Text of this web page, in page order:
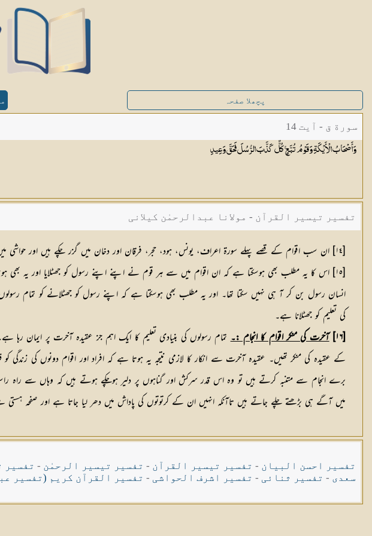
پچھلا صفحہ
سورة ق - آیت 14
وَأَصْحَابُ الْأَيْكَةِ وَقَوْمُ تُبَّعٍ ۚ كُلٌّ كَذَّبَ الرُّسُلَ فَحَقَّوَعِيدِ
تفسیر تیسیر القرآن - مولانا عبدالرحمٰن کیلانی
[١٤] ان سب اقوام کے قصے پہلے سورۃ اعراف، یونس، ہود، حجر، فرقان اور دخان میں گزر چکے ہیں اور حواشی میں تفصیلات آچکی ہیں۔ وہاں ملاحظہ کر لئے جائیں۔
[١٥] اس کا یہ مطلب بھی ہوسکتا ہے کہ ان اقوام میں سے ہر قوم نے اپنے اپنے رسول کو جھٹلایا اور
انسان رسول بن کر آ ہی نہیں سکتا تھا۔ اور یہ مطلب بھی ہوسکتا ہے کہ اپنے رسول کو جھٹلانے کو تمام
کی تعلیم کو جھٹلانا ہے۔
[١٦]
آخرت کی منکر اقوام کا انجام :۔تمام رسولوں کی بنیادی تعلیم کا ایک اہم جز عقیدہ آخرت پر ایمان
کے عقیدہ کی منکر تھیں۔ عقیدہ آخرت سے انکار کا لازمی نتیجہ یہ ہوتا ہے کہ افراد اور اقوام دونوں کی
برے انجام سے متنبہ کرتے ہیں تو وہ اس قدر سرکش اور گناہوں پر دلیر ہوچکے ہوتے ہیں کہ وہاں سے راہ
میں آگے ہی بڑھتے چلے جاتے ہیں تاآنکہ انہیں ان کے کرتوتوں کی پاداش میں دھر لیا جاتا ہے اور صفحہ
تفسیر احسن البیان - تفسیر تیسیر القرآن - تفسیر تیسیر الرحمٰن - تفسیر
سعدی - تفسیر ثنائی - تفسیر اشرف الحواشی - تفسیر القرآن کریم (تفسیر